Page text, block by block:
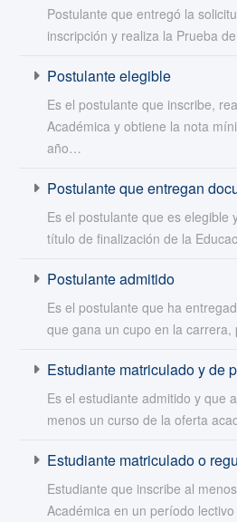
Postulante que entregó la
inscripción y realiza la Prueba
Postulante elegible
Es el postulante que inscribe,
Académica y obtiene la nota
año…
Postulante que entregan
Es el postulante que es elegible
título de finalización de la
Postulante admitido
Es el postulante que ha
que gana un cupo en la
Estudiante matriculado y de
Es el estudiante admitido y que
menos un curso de la oferta
Estudiante matriculado o
Estudiante que inscribe al
Académica en un período